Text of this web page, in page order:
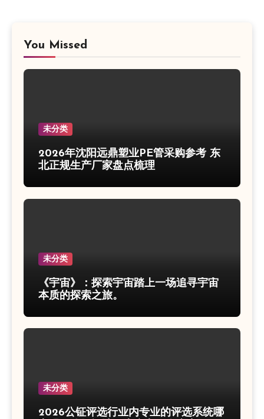
You Missed
未分类
2026年沈阳远鼎塑业PE管采购参考 东
北正规生产厂家盘点梳理
未分类
《宇宙》：探索宇宙踏上一场追寻宇宙
本质的探索之旅。
未分类
2026公钲评选行业内专业的评选系统哪